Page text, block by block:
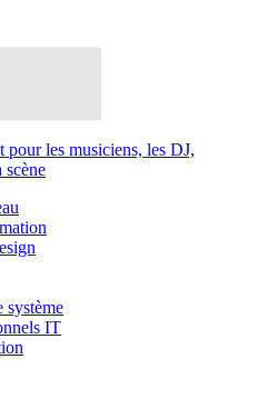
pour les musiciens, les DJ,
scène
système
IT